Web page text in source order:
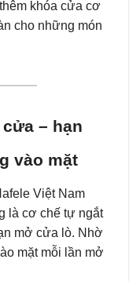
khóa cửa cơ
cho những món
– hạn
vào mặt
Việt Nam
là cơ chế tự ngắt
mở cửa lò. Nhờ
mặt mỗi lần mở